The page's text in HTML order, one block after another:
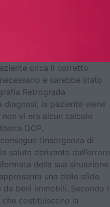
circa il corretto
e sarebbe stato
Retrograda
la paziente viene
vi era alcun calcolo
DCP,
l’insorgenza di
salute derivante dall’errore
della sua situazione
una delle sfide
beni immobili. Secondo i
costituiscono la